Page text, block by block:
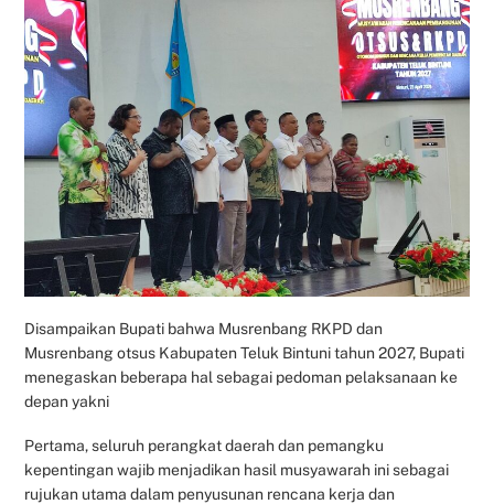
Disampaikan Bupati bahwa Musrenbang RKPD dan
Musrenbang otsus Kabupaten Teluk Bintuni tahun 2027, Bupati
menegaskan beberapa hal sebagai pedoman pelaksanaan ke
depan yakni
Pertama, seluruh perangkat daerah dan pemangku
kepentingan wajib menjadikan hasil musyawarah ini sebagai
rujukan utama dalam penyusunan rencana kerja dan